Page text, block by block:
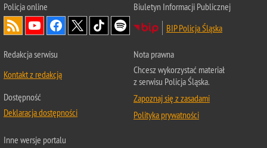
Policja online
Biuletyn Informacji Publicznej
BIP Policja Śląska
Redakcja serwisu
Kontakt z redakcją
Dostępność
Deklaracja dostępności
Nota prawna
Chcesz wykorzystać materiał
z serwisu Policja Śląska.
Zapoznaj się z zasadami
Polityka prywatności
Inne wersje portalu